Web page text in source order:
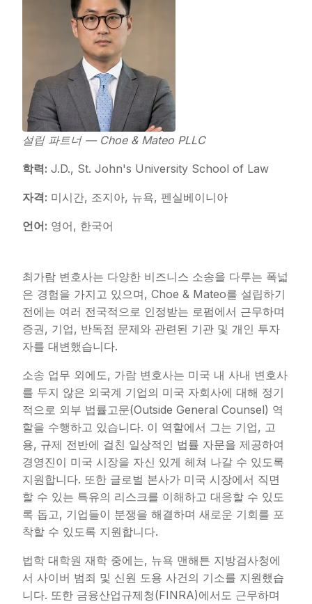
설립 파트너 — Choe & Mateo PLLC
학력: J.D., St. John's University School of Law
자격: 미시간, 조지아, 뉴욕, 펜실베이니아
언어: 영어, 한국어
최가람 변호사는 다양한 비즈니스 소송을 다루는 폭넓
은 경험을 가지고 있으며, Choe & Mateo를 설립하기
전에는 여러 전국적으로 인정받는 로펌에서 근무하며
증권, 기업, 반독점 문제와 관련된 기관 및 개인 투자
자를 대변했습니다.
소송 업무 외에도, 가람 변호사는 미국 내 사내 변호사
를 두지 않은 외국계 기업의 미국 자회사에 대해 정기
적으로 외부 법률고문(Outside General Counsel) 역
할을 수행하고 있습니다. 이 역할에서 그는 기업, 고
용, 규제 전반에 걸친 일상적인 법률 자문을 제공하여
경영진이 미국 시장을 자신 있게 헤쳐 나갈 수 있도록
지원합니다. 또한 글로벌 본사가 미국 시장에서 직면
할 수 있는 특유의 리스크를 이해하고 대응할 수 있도
록 돕고, 기업들이 분쟁을 해결하며 새로운 기회를 포
착할 수 있도록 지원합니다.
법학 대학원 재학 중에는, 뉴욕 맨해튼 지방검사청에
서 사이버 범죄 및 신원 도용 사건의 기소를 지원했습
니다. 또한 금융산업규제청(FINRA)에서도 근무하며